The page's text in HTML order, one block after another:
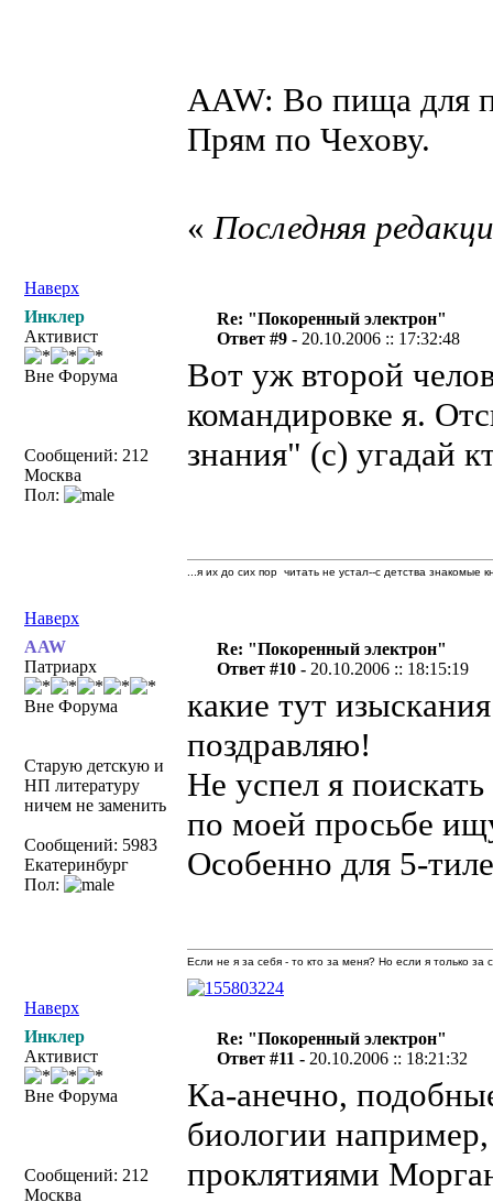
AAW: Во пища для
Прям по Чехову.
Наверх
«Последняя
Инклер
Активист
Вне Форума
Сообщений: 212
Москва
Пол:
Re: "Покоренный электрон"
Ответ #9 - 20.10.2006 :: 17:32:48
Вот уж второй
командировке я.
знания" (с) угадай
Наверх
...я их до сих пор читать не устал--с детства знакомые
AAW
Патриарх
Вне Форума
Старую детскую и
НП литературу
ничем не заменить
Сообщений: 5983
Екатеринбург
Пол:
Re: "Покоренный электрон"
Ответ #10 - 20.10.2006 :: 18:15:19
какие тут
поздравляю!
Не успел я
по моей просьбе
Особенно для 5-
Наверх
Если не я за себя - то кто за меня? Но если я только
Инклер
Активист
Вне Форума
Сообщений: 212
Москва
Re: "Покоренный электрон"
Ответ #11 - 20.10.2006 :: 18:21:32
Ка-анечно,
биологии
проклятиями